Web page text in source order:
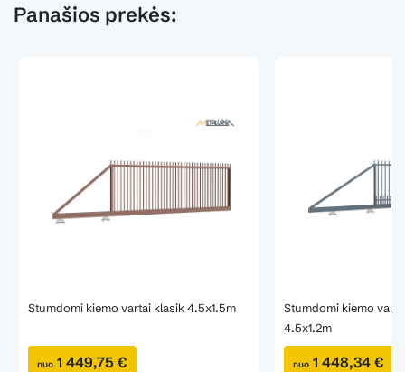
Panašios prekės:
Stumdomi kiemo vartai klasik 4.5x1.5m
nuo 1 449,75 €
Stumdomi kiemo
4.5x1.2m
nuo1 448,34 €